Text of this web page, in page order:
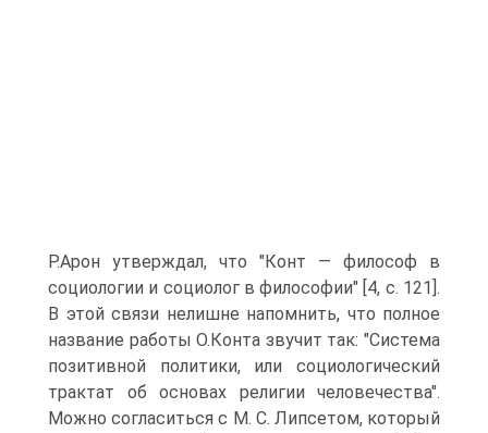
Р.Арон утверждал, что "Конт — философ в
социологии и социолог в философии" [4, с. 121].
В этой связи нелишне напомнить, что полное
название работы О.Конта звучит так: "Система
позитивной политики, или социологический
трактат об основах религии человечества".
Можно согласиться с М. С. Липсетом, который